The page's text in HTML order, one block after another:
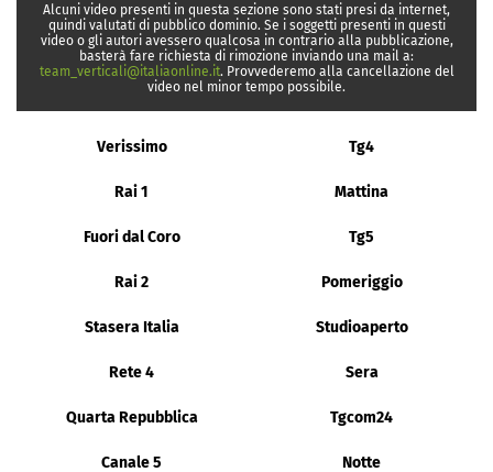
Alcuni video presenti in questa sezione sono stati presi da internet,
quindi valutati di pubblico dominio. Se i soggetti presenti in questi
video o gli autori avessero qualcosa in contrario alla pubblicazione,
basterà fare richiesta di rimozione inviando una mail a:
team_verticali@italiaonline.it. Provvederemo alla cancellazione del
video nel minor tempo possibile.
Verissimo Tg4
Rai 1 Mattina
Fuori dal Coro Tg5
Rai 2 Pomeriggio
Stasera Italia Studioaperto
Rete 4 Sera
Quarta Repubblica Tgcom24
Canale 5 Notte